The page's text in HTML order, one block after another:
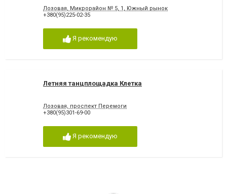
Лозовая, Микрорайон № 5, 1, Южный рынок
+380(95)225-02-35
Я рекомендую
Летняя танцплощадка Клетка
Лозовая, проспект Перемоги
+380(95)301-69-00
Я рекомендую